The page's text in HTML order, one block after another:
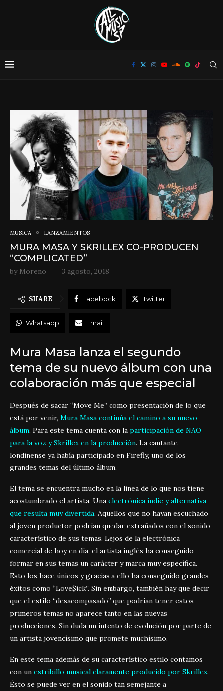
MÚSICA LANZAMIENTOS
MURA MASA Y SKRILLEX CO-PRODUCEN
“COMPLICATED”
by Moreno 3 agosto, 2018
SHARE Facebook Twitter
Whatsapp Email
Mura Masa lanza el segundo
tema de su nuevo álbum con una
colaboración más que especial
Después de sacar “Move Me” como presentación de lo que
está por venir, Mura Masa continúa el camino a su nuevo
álbum. Para este tema cuenta con la participación de NAO
para la voz y Skrillex en la producción. La cantante
londinense ya había participado en Firefly, uno de los
grandes temas del último álbum.
El tema se encuentra mucho en la linea de lo que nos tiene
acostumbrado el artista. Una electrónica indie y alternativa
que resulta muy divertida. Aquellos que no hayan escuchado
al joven productor podrían quedar extrañados con el sonido
característico de sus temas. Lejos de la electrónica
comercial de hoy en día, el artista inglés ha conseguido
formar en sus temas un carácter y marca muy específica.
Esto los hace únicos y gracias a ello ha conseguido grandes
éxitos como “Love$ick”. Sin embargo, también hay que decir
que el estilo “desacompasado” que podrían tener estos
primeros temas no aparece tanto en las nuevas
producciones. Sin duda un intento de evolución por parte de
un artista jovencísimo que promete muchísimo.
En este tema además de su característico estilo contamos
con un estribillo musical claramente producido por Skrillex.
Ésto se puede ver en el sonido tan semejante a